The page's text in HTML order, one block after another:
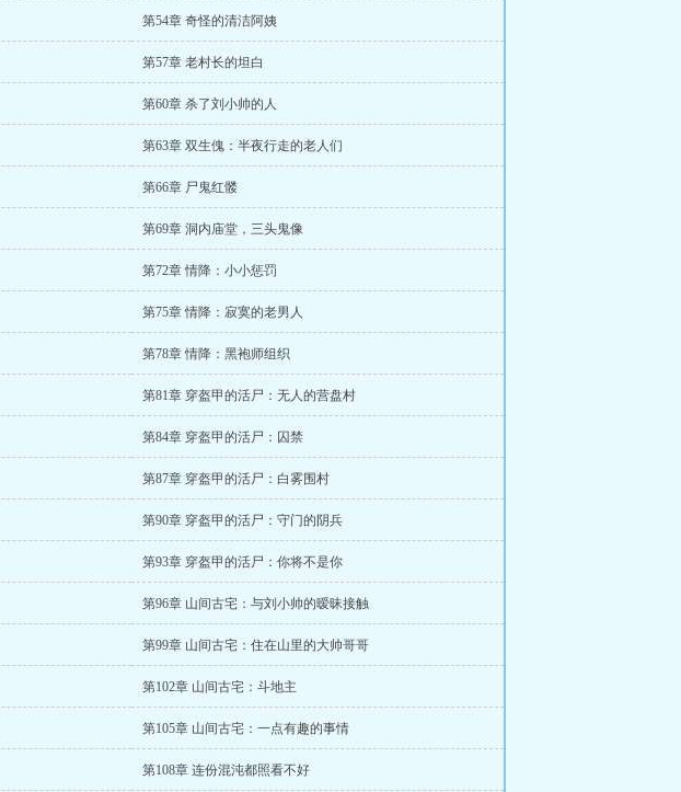
第54章 奇怪的清洁阿姨
第57章 老村长的坦白
第60章 杀了刘小帅的人
第63章 双生傀：半夜行走的老人们
第66章 尸鬼红髅
第69章 洞内庙堂，三头鬼像
第72章 情降：小小惩罚
第75章 情降：寂寞的老男人
第78章 情降：黑袍师组织
第81章 穿盔甲的活尸：无人的营盘村
第84章 穿盔甲的活尸：囚禁
第87章 穿盔甲的活尸：白雾围村
第90章 穿盔甲的活尸：守门的阴兵
第93章 穿盔甲的活尸：你将不是你
第96章 山间古宅：与刘小帅的暧昧接触
第99章 山间古宅：住在山里的大帅哥哥
第102章 山间古宅：斗地主
第105章 山间古宅：一点有趣的事情
第108章 连份混沌都照看不好